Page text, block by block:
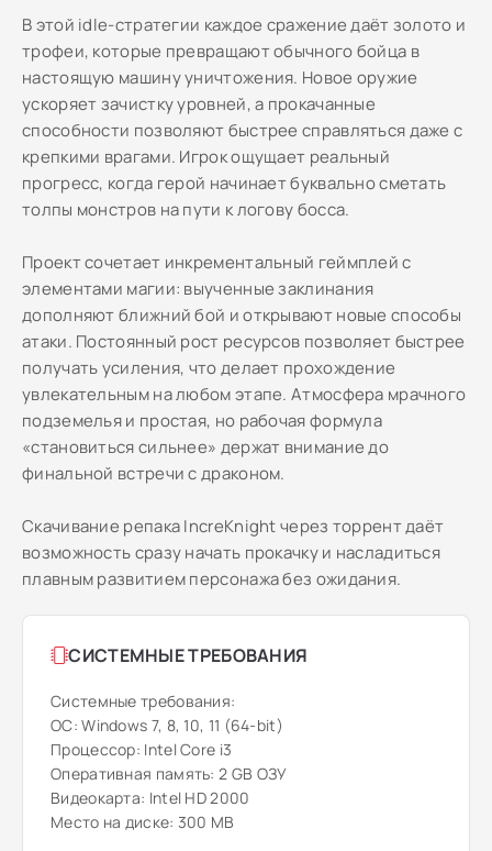
В этой idle-стратегии каждое сражение даёт золото и
трофеи, которые превращают обычного бойца в
настоящую машину уничтожения. Новое оружие
ускоряет зачистку уровней, а прокачанные
способности позволяют быстрее справляться даже с
крепкими врагами. Игрок ощущает реальный
прогресс, когда герой начинает буквально сметать
толпы монстров на пути к логову босса.
Проект сочетает инкрементальный геймплей с
элементами магии: выученные заклинания
дополняют ближний бой и открывают новые способы
атаки. Постоянный рост ресурсов позволяет быстрее
получать усиления, что делает прохождение
увлекательным на любом этапе. Атмосфера мрачного
подземелья и простая, но рабочая формула
«становиться сильнее» держат внимание до
финальной встречи с драконом.
Скачивание репакa IncreKnight через торрент даёт
возможность сразу начать прокачку и насладиться
плавным развитием персонажа без ожидания.
СИСТЕМНЫЕ ТРЕБОВАНИЯ
Системные требования:
ОС: Windows 7, 8, 10, 11 (64-bit)
Процессор: Intel Core i3
Оперативная память: 2 GB ОЗУ
Видеокарта: Intel HD 2000
Место на диске: 300 MB